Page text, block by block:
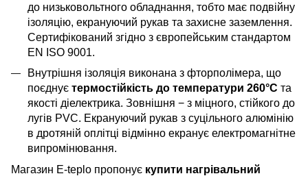
до низьковольтного обладнання, тобто має подвійну
ізоляцію, екрануючий рукав та захисне заземлення.
Сертифікований згідно з європейським стандартом
EN ISO 9001.
Внутрішня ізоляція виконана з фторполімера, що
поєднує термостійкість до температури 260°C та
якості діелектрика. Зовнішня − з міцного, стійкого до
лугів PVC. Екрануючий рукав з суцільного алюмінію
в дротяній оплітці відмінно екранує електромагнітне
випромінювання.
Магазин E-teplo пропонує купити нагрівальний